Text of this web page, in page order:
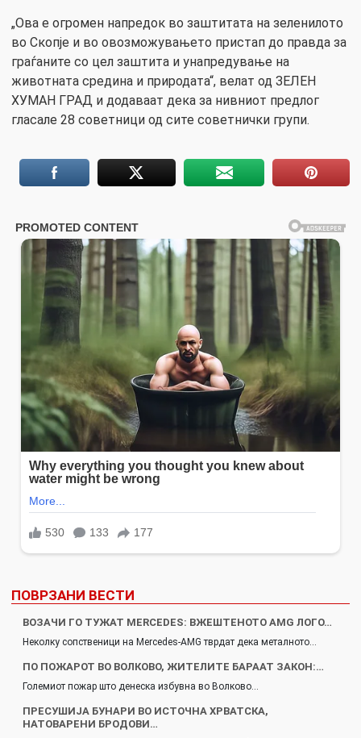
„Ова е огромен напредок во заштитата на зеленилото
во Скопје и во овозможувањето пристап до правда за
граѓаните со цел заштита и унапредување на
животната средина и природата“, велат од ЗЕЛЕН
ХУМАН ГРАД и додаваат дека за нивниот предлог
гласале 28 советници од сите советнички групи.
ПОВРЗАНИ ВЕСТИ
ВОЗАЧИ ГО ТУЖАТ MERCEDES: ВЖЕШТЕНОТО AMG ЛОГО…
Неколку сопственици на Mercedes-AMG тврдат дека металното…
ПО ПОЖАРОТ ВО ВОЛКОВО, ЖИТЕЛИТЕ БАРААТ ЗАКОН:…
Големиот пожар што денеска избувна во Волково…
ПРЕСУШИЈА БУНАРИ ВО ИСТОЧНА ХРВАТСКА,
НАТОВАРЕНИ БРОДОВИ…